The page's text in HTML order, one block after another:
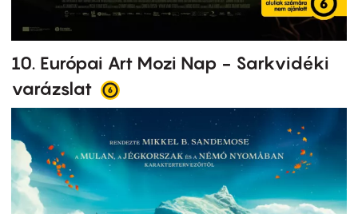
10. Európai Art Mozi Nap - Sarkvidéki
varázslat